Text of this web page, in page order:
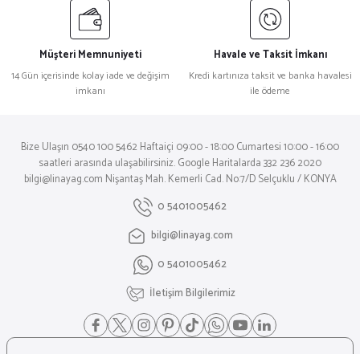
Müşteri Memnuniyeti
14 Gün içerisinde kolay iade ve değişim
imkanı
Havale ve Taksit İmkanı
Kredi kartınıza taksit ve banka havalesi
ile ödeme
Bize Ulaşın 0540 100 5462 Haftaiçi 09:00 - 18:00 Cumartesi 10:00 - 16:00
saatleri arasında ulaşabilirsiniz. Google Haritalarda 332 236 2020
bilgi@linayag.com Nişantaş Mah. Kemerli Cad. No:7/D Selçuklu / KONYA
0 5401005462
bilgi@linayag.com
0 5401005462
İletişim Bilgilerimiz